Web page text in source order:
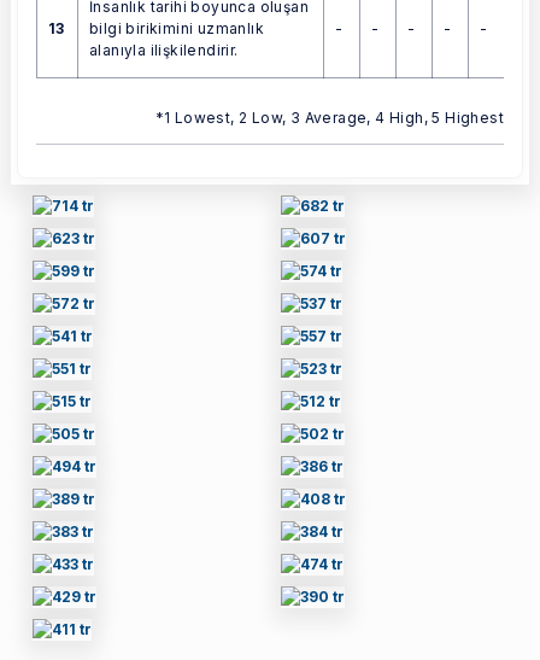
13
İnsanlık tarihi boyunca oluşan
bilgi birikimini uzmanlık
alanıyla ilişkilendirir.
- - - - -
*1 Lowest, 2 Low, 3 Average, 4 High, 5 Highest